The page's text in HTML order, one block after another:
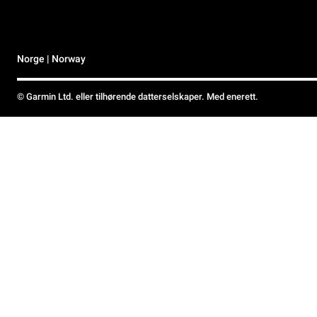
Norge | Norway
© Garmin Ltd. eller tilhørende datterselskaper. Med enerett.